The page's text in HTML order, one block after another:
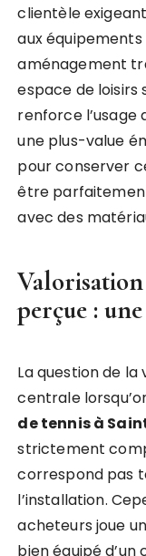
clientèle
aux
aménagement
espace de loisirs
renforce l’usage
une plus-value
pour conserver
être
avec des
perçue :
La question de
centrale
de tennis à
strictement
correspond pas
l’installation.
acheteurs joue
bien équipé